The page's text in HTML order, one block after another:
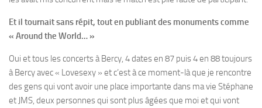
Et il tournait sans répit, tout en publiant des monuments comme
« Around the World… »
Oui et tous les concerts à Bercy, 4 dates en 87 puis 4 en 88 toujours
à Bercy avec « Lovesexy » et c’est à ce moment-là que je rencontre
des gens qui vont avoir une place importante dans ma vie Stéphane
et JMS, deux personnes qui sont plus âgées que moi et qui vont